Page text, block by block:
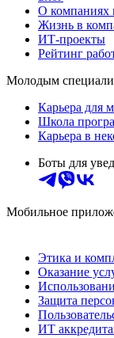
О компаниях
Жизнь в
ИТ-проекты
Рейтинг
Молодым
Карьера для
Школа
Карьера в
Боты для
Мобильное
Этика и
Оказание
Защита
ИТ